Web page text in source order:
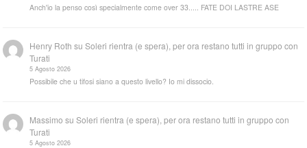
Anch'io la penso così specialmente come over 33..... FATE DOI LASTRE ASE
Henry Roth suSoleri rientra (e spera), per ora restano tutti in gruppo con
Turati
5 Agosto 2026
Possibile che u tifosi siano a questo livello? Io mi dissocio.
Massimo suSoleri rientra (e spera), per ora restano tutti in gruppo con
Turati
5 Agosto 2026